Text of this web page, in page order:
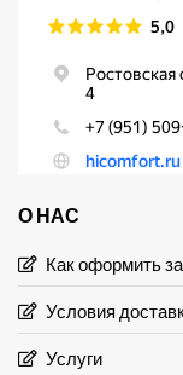
О НАС
Как оформить
Условия
Услуги